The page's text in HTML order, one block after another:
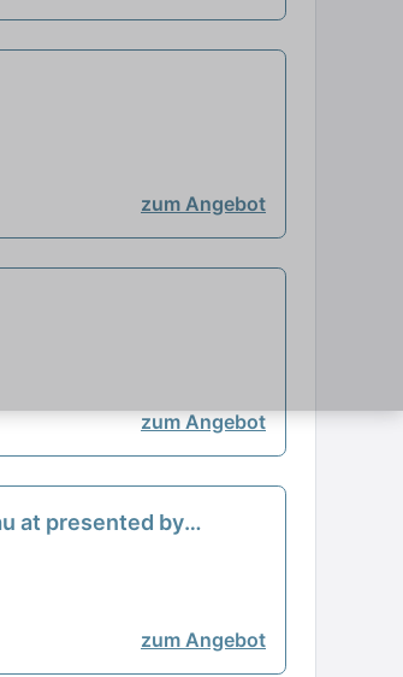
zum Angebot
zum Angebot
at presented by
zum Angebot